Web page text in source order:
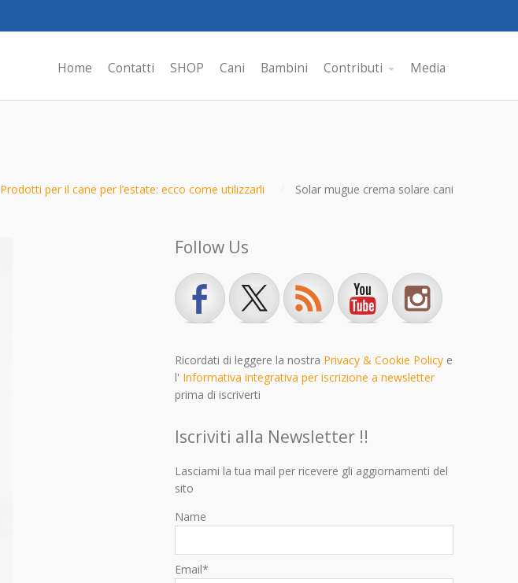
Home Contatti SHOP Cani Bambini Contributi Media
Prodotti per il cane per l’estate: ecco come utilizzarli Solar mugue crema solare cani
Follow Us
Ricordati di leggere la nostra Privacy & Cookie Policye
l' Informativa integrativa per iscrizione a newsletter
prima di iscriverti
Iscriviti alla Newsletter !!
Lasciami la tua mail per ricevere gli aggiornamenti del
sito
Name
Email*